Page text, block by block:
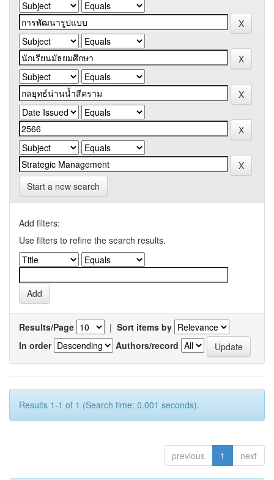
Start a new search
Add filters:
Use filters to refine the search results.
Results/Page | Sort items by
In order
Authors/record
Results 1-1 of 1 (Search time: 0.001 seconds).
previous 1 next